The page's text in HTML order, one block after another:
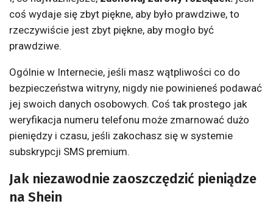
coś wydaje się zbyt piękne, aby było prawdziwe, to
rzeczywiście jest zbyt piękne, aby mogło być
prawdziwe.
Ogólnie w Internecie, jeśli masz wątpliwości co do
bezpieczeństwa witryny, nigdy nie powinieneś podawać
jej swoich danych osobowych. Coś tak prostego jak
weryfikacja numeru telefonu może zmarnować dużo
pieniędzy i czasu, jeśli zakochasz się w systemie
subskrypcji SMS premium.
Jak niezawodnie zaoszczędzić pieniądze
na Shein